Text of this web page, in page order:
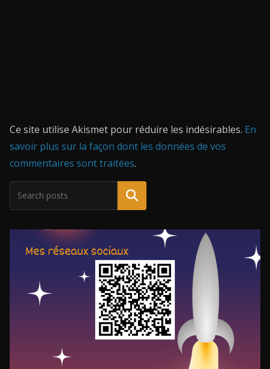
Ce site utilise Akismet pour réduire les indésirables. En
savoir plus sur la façon dont les données de vos
commentaires sont traitées.